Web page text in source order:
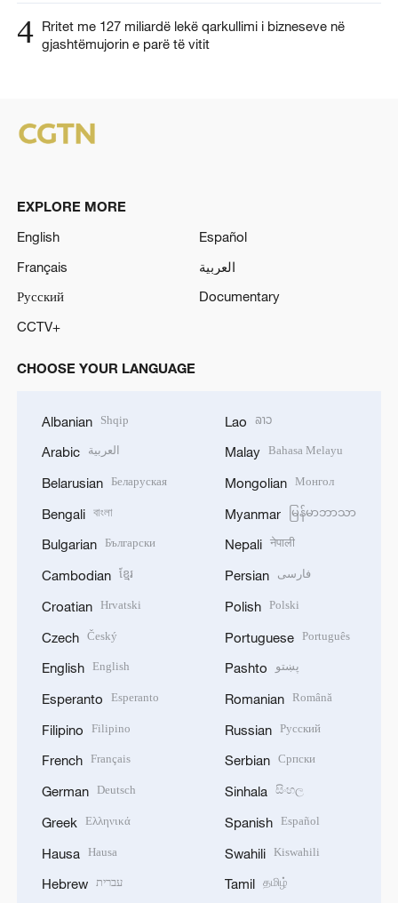
4 Rritet me 127 miliardë lekë qarkullimi i bizneseve në
gjashtëmujorin e parë të vitit
EXPLORE MORE
English
Español
Français
العربية
Русский
Documentary
CCTV+
CHOOSE YOUR LANGUAGE
Albanian Shqip
Arabic العربية
Belarusian Беларуская
Bengali বাংলা
Bulgarian Български
Cambodian ខ្មែរ
Croatian Hrvatski
Czech Český
English English
Esperanto Esperanto
Filipino Filipino
French Français
German Deutsch
Greek Ελληνικά
Hausa Hausa
Hebrew עברית
Lao ລາວ
Malay Bahasa Melayu
Mongolian Монгол
Myanmar မြန်မာဘာသာ
Nepali नेपाली
Persian فارسی
Polish Polski
Portuguese Português
Pashto پښتو
Romanian Română
Russian Русский
Serbian Српски
Sinhala සිංහල
Spanish Español
Swahili Kiswahili
Tamil தமிழ்